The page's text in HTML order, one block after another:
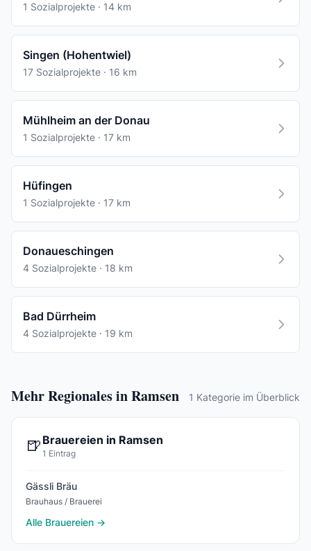
1 Sozialprojekte · 14 km
Singen (Hohentwiel)
17 Sozialprojekte · 16 km
Mühlheim an der Donau
1 Sozialprojekte · 17 km
Hüfingen
1 Sozialprojekte · 17 km
Donaueschingen
4 Sozialprojekte · 18 km
Bad Dürrheim
4 Sozialprojekte · 19 km
Mehr Regionales in Ramsen 1 Kategorie im Überblick
🍺 Brauereien in Ramsen
1 Eintrag
Gässli Bräu
Brauhaus / Brauerei
Alle Brauereien →